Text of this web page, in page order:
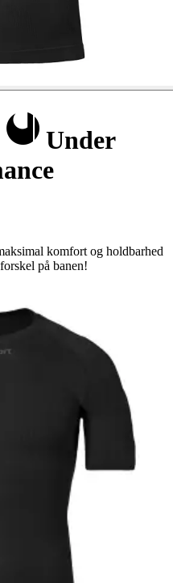
Under
komfort og holdbarhed
på banen!